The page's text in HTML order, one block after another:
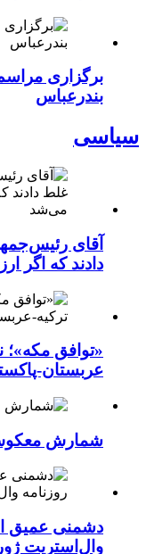
برگزاری
بندرعباس
سیاسی
آقای
دادند که اگر
«توافق مکه»؛
عربستان-
شمارش
دشمنی عمیق
وال‌استریت